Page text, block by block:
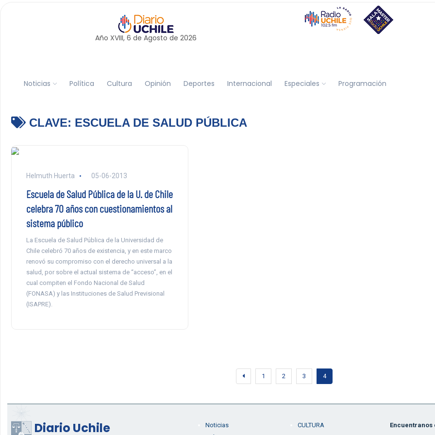
Año XVIII, 6 de Agosto de 2026
Noticias Política Cultura Opinión Deportes Internacional Especiales Programación
CLAVE: ESCUELA DE SALUD PÚBLICA
Helmuth Huerta 05-06-2013
Escuela de Salud Pública de la U. de Chile
celebra 70 años con cuestionamientos al
sistema público
La Escuela de Salud Pública de la Universidad de
Chile celebró 70 años de existencia, y en este marco
renovó su compromiso con el derecho universal a la
salud, por sobre el actual sistema de “acceso”, en el
cual compiten el Fondo Nacional de Salud
(FONASA) y las Instituciones de Salud Previsional
(ISAPRE).
1 2 3 4
Diario Uchile
Noticias
CULTURA
Encuentranos